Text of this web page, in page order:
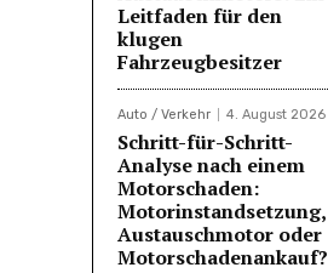
Leitfaden für den
klugen
Fahrzeugbesitzer
Auto / Verkehr 4. August 2026
Schritt-für-Schritt-
Analyse nach einem
Motorschaden:
Motorinstandsetzung,
Austauschmotor oder
Motorschadenankauf?